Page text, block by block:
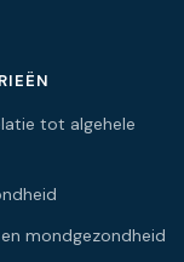
tot algehele
mondgezondheid